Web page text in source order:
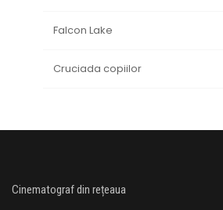
Falcon Lake
Cruciada copiilor
Cinematograf din rețeaua